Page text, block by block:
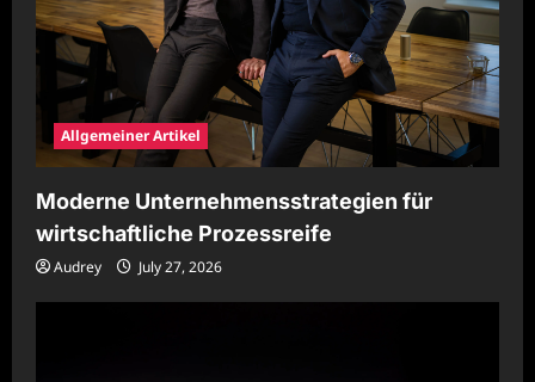
Allgemeiner Artikel
Moderne Unternehmensstrategien für
wirtschaftliche Prozessreife
Audrey July 27, 2026